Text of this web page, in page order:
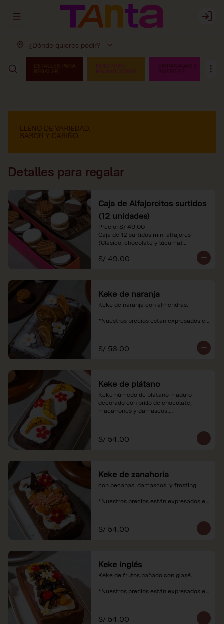
Abrir menu de navegación Login
¿Dónde quieres pedir?
Detalles para regalar
Caja de Alfajorcitos surtidos
(12 unidades)
Precio: S/ 49.00
Caja de 12 surtidos mini alfajores
(Clásico, chocolate y lúcuma)
*Nuestros precios están expresados en
S/ 49.00
Keke de naranja
Keke de naranja con almendras.
*Nuestros precios están expresados en
S/ 56.00
Keke de plátano
Keke húmedo de plátano maduro
decorado con brillo de chocolate,
macarrones y damascos.
soles e incluyen impuestos de ley y
recargo al consumo.
S/ 54.00
Keke de zanahoria
con pecanas, damascos  y frosting.
*Nuestros precios están expresados en
S/ 54.00
Keke inglés
Keke de frutos bañado con glasé.
*Nuestros precios están expresados en
S/ 54.00